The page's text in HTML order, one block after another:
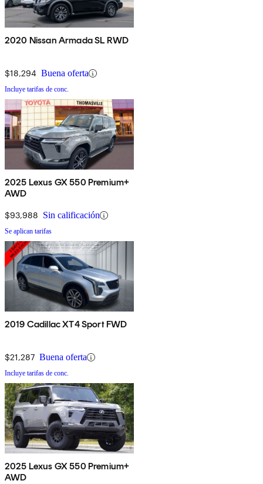
2020 Nissan Armada SL RWD
$18,294 Buena oferta
Incluye tarifas de conc.
2025 Lexus GX 550 Premium+
AWD
$93,988 Sin calificación
Se aplican tarifas
2019 Cadillac XT4 Sport FWD
$21,287 Buena oferta
Incluye tarifas de conc.
2025 Lexus GX 550 Premium+
AWD